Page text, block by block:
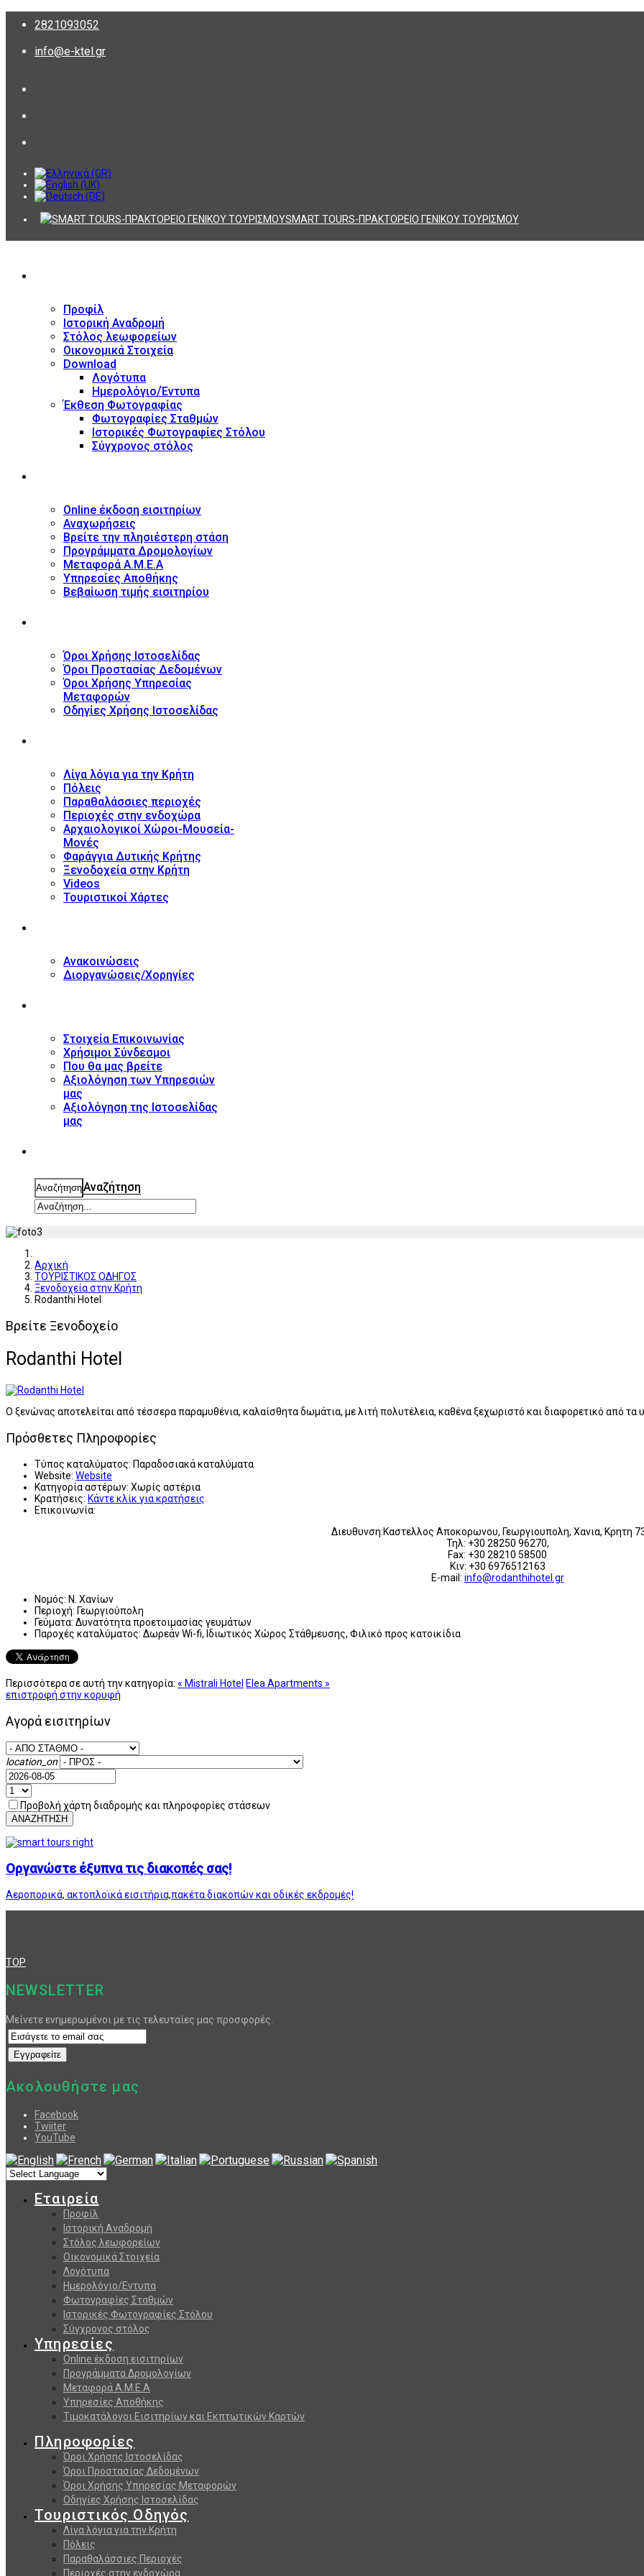
2821093052
info@e-ktel.gr
SMART TOURS-ΠΡΑΚΤΟΡΕΙΟ ΓΕΝΙΚΟΥ ΤΟΥΡΙΣΜΟΥ
Προφίλ
Ιστορική Αναδρομή
Στόλος λεωφορείων
Οικονομικά Στοιχεία
Download
Λογότυπα
Ημερολόγιο/Έντυπα
Έκθεση Φωτογραφίας
Φωτογραφίες Σταθμών
Ιστορικές Φωτογραφίες Στόλου
Σύγχρονος στόλος
Online έκδοση εισιτηρίων
Αναχωρήσεις
Βρείτε την πλησιέστερη στάση
Προγράμματα Δρομολογίων
Μεταφορά Α.Μ.Ε.Α
Υπηρεσίες Αποθήκης
Βεβαίωση τιμής εισιτηρίου
Όροι Χρήσης Ιστοσελίδας
Όροι Προστασίας Δεδομένων
Όροι Χρήσης Υπηρεσίας
Μεταφορών
Οδηγίες Χρήσης Ιστοσελίδας
Λίγα λόγια για την Κρήτη
Πόλεις
Παραθαλάσσιες περιοχές
Περιοχές στην ενδοχώρα
Αρχαιολογικοί Χώροι-Μουσεία-
Μονές
Φαράγγια Δυτικής Κρήτης
Ξενοδοχεία στην Κρήτη
Videos
Τουριστικοί Χάρτες
Ανακοινώσεις
Διοργανώσεις/Χορηγίες
Στοιχεία Επικοινωνίας
Χρήσιμοι Σύνδεσμοι
Που θα μας βρείτε
Αξιολόγηση των Υπηρεσιών
μας
Αξιολόγηση της Ιστοσελίδας
μας
ΑναζήτησηΑναζήτηση
Αρχική
ΤΟΥΡΙΣΤΙΚΟΣ ΟΔΗΓΟΣ
Ξενοδοχεία στην Κρήτη
Rodanthi Hotel
Βρείτε Ξενοδοχείο
Rodanthi Hotel
Ο ξενώνας αποτελείται από τέσσερα παραμυθένια, καλαίσθητα δωμάτια, με λιτή πολυτέλεια, καθένα ξεχωριστό και διαφορετικό από τα
Πρόσθετες Πληροφορίες
Τύπος καταλύματος: Παραδοσιακά καταλύματα
Website: Website
Κατηγορία αστέρων: Χωρίς αστέρια
Κρατήσεις: Κάντε κλίκ για κρατήσεις
Επικοινωνία:
Διευθυνση:Καστελλος Αποκορωνου, Γεωργιουπολη, Χανια, Κρητη
Τηλ: +30 28250 96270,
Fax: +30 28210 58500
Κιν: +30 6976512163
E-mail: info@rodanthihotel.gr
Νομός: Ν. Χανίων
Περιοχή: Γεωργιούπολη
Γεύματα: Δυνατότητα προετοιμασίας γευμάτων
Παροχές καταλύματος: Δωρεάν Wi-fi, Ιδιωτικός Χώρος Στάθμευσης, Φιλικό προς κατοικίδια
Περισσότερα σε αυτή την κατηγορία: « Mistrali Hotel Elea Apartments »
επιστροφή στην κορυφή
Αγορά εισιτηρίων
location_on
Προβολή χάρτη διαδρομής και πληροφορίες στάσεων
ΑΝΑΖΗΤΗΣΗ
Οργανώστε έξυπνα τις διακοπές σας!
Αεροπορικά, ακτοπλοϊκά εισιτήρια,πακέτα διακοπών και οδικές εκδρομές!
TOP
NEWSLETTER
Μείνετε ενημερωμένοι με τις τελευταίες μας προσφορές.
Ακολουθήστε μας
Facebook
Twiiter
YouTube
Εταιρεία
Προφίλ
Ιστορική Αναδρομή
Στόλος λεωφορείων
Οικονομικά Στοιχεία
Λογότυπα
Ημερολόγιο/Εντυπα
Φωτογραφίες Σταθμών
Ιστορικές Φωτογραφίες Στόλου
Σύγχρονος στόλος
Υπηρεσίες
Online έκδοση εισιτηρίων
Προγράμματα Δρομολογίων
Μεταφορά Α.Μ.Ε.Α
Υπηρεσίες Αποθήκης
Τιμοκατάλογοι Εισιτηρίων και Εκπτωτικών Καρτών
Πληροφορίες
Όροι Χρήσης Ιστοσελίδας
Όροι Προστασίας Δεδομένων
Όροι Χρήσης Υπηρεσίας Μεταφορών
Οδηγίες Χρήσης Ιστοσελίδας
Τουριστικός Οδηγός
Λίγα λόγια για την Κρήτη
Πόλεις
Παραθαλάσσιες Περιοχές
Περιοχές στην ενδοχώρα